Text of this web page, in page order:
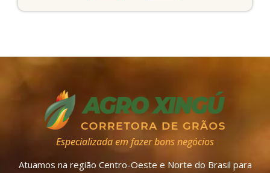
Especializada em fazer bons negócios
Atuamos na região Centro-Oeste e Norte do Brasil para